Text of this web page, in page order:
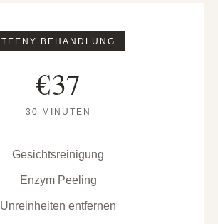
TEENY BEHANDLUNG
€37
30 MINUTEN
Gesichtsreinigung
Enzym Peeling
Unreinheiten entfernen